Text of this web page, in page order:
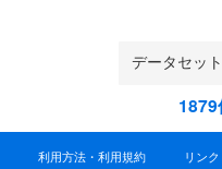
利用方法・利用規約 リンク